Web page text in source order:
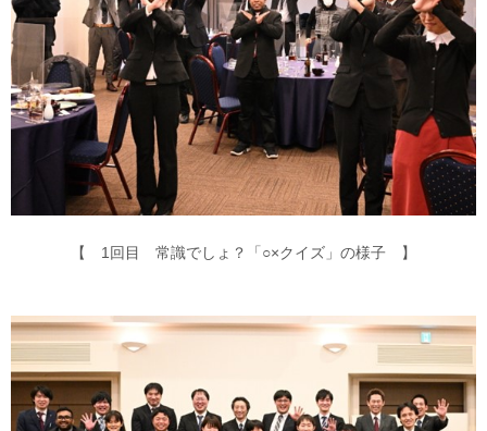
【 1回目 常識でしょ？「○×クイズ」の様子 】